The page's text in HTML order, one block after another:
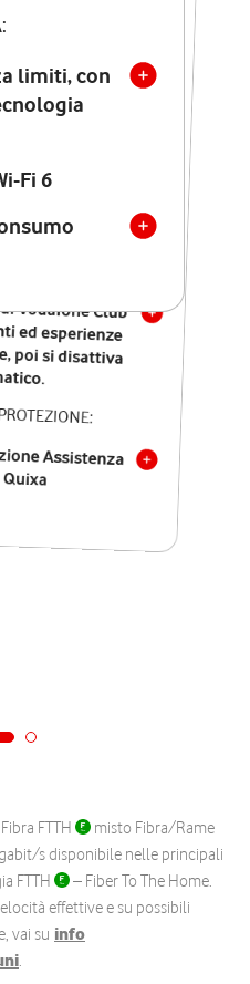
limiti, con
Fi 6
senza limiti, con
tecnologia
con Wi-Fi 7
illimitate verso
fissi e mobili
Vodafone Club
ed esperienze
poi si disattiva
Assistenza
Quixa
FTTH
misto Fibra/Rame
s disponibile nelle principali
FTTH
– Fiber To The Home.
effettive e su possibili
vai su info
.